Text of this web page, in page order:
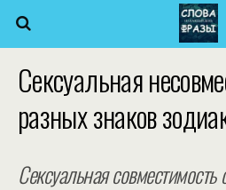
Сeксуальная
разных знаков
Сeксуальная